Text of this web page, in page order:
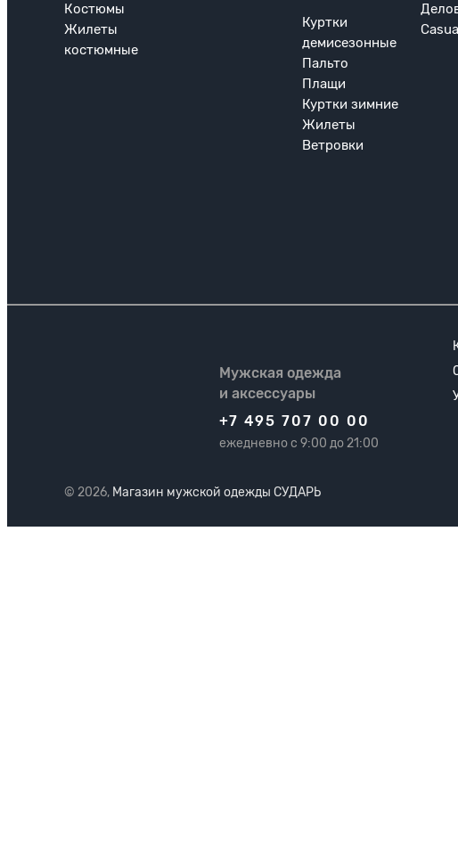
Костюмы
Жилеты
костюмные
Куртки
демисезонные
Пальто
Плащи
Куртки зимние
Жилеты
Ветровки
Мужская одежда
и аксессуары
+7 495 707 00 00
ежедневно с 9:00 до 21:00
© 2026, Магазин мужской одежды СУДАРЬ